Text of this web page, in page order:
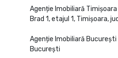
Agenție Imobiliară
Brad 1, etajul 1, Timișoara,
Agenție Imobiliară
București